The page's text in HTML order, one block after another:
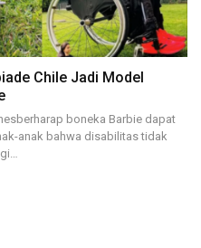
Chile Jadi Model
boneka Barbie dapat
anak bahwa disabilitas tidak